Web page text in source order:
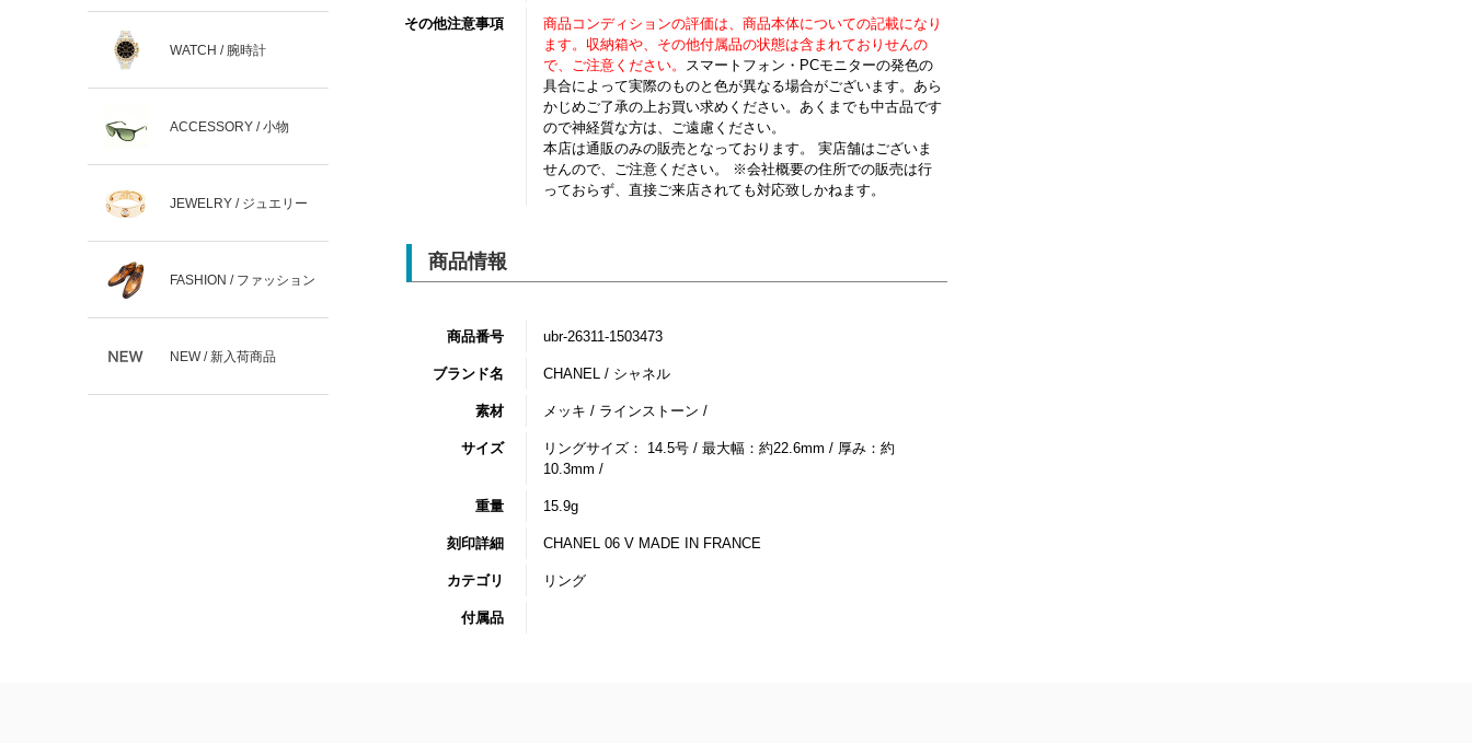
WATCH / 腕時計
ACCESSORY / 小物
JEWELRY / ジュエリー
FASHION / ファッション
NEW / 新入荷商品
その他注意事項
商品コンディションの評価は、商品本体についての記載になり
ます。収納箱や、その他付属品の状態は含まれておりせんの
で、ご注意ください。 スマートフォン・PCモニターの発色の
具合によって実際のものと色が異なる場合がございます。あら
かじめご了承の上お買い求めください。あくまでも中古品です
ので神経質な方は、ご遠慮ください。
本店は通販のみの販売となっております。 実店舗はございま
せんので、ご注意ください。 ※会社概要の住所での販売は行
っておらず、直接ご来店されても対応致しかねます。
商品情報
商品番号 ubr-26311-1503473
ブランド名 CHANEL / シャネル
素材 メッキ / ラインストーン /
サイズ
リングサイズ： 14.5号 / 最大幅：約22.6mm / 厚み：約
10.3mm /
重量 15.9g
刻印詳細 CHANEL 06 V MADE IN FRANCE
カテゴリ リング
付属品